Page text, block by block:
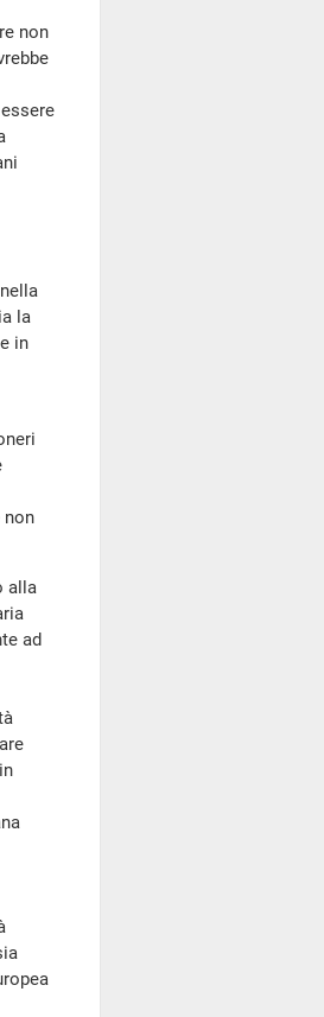
non
la
in
non
alla
ad